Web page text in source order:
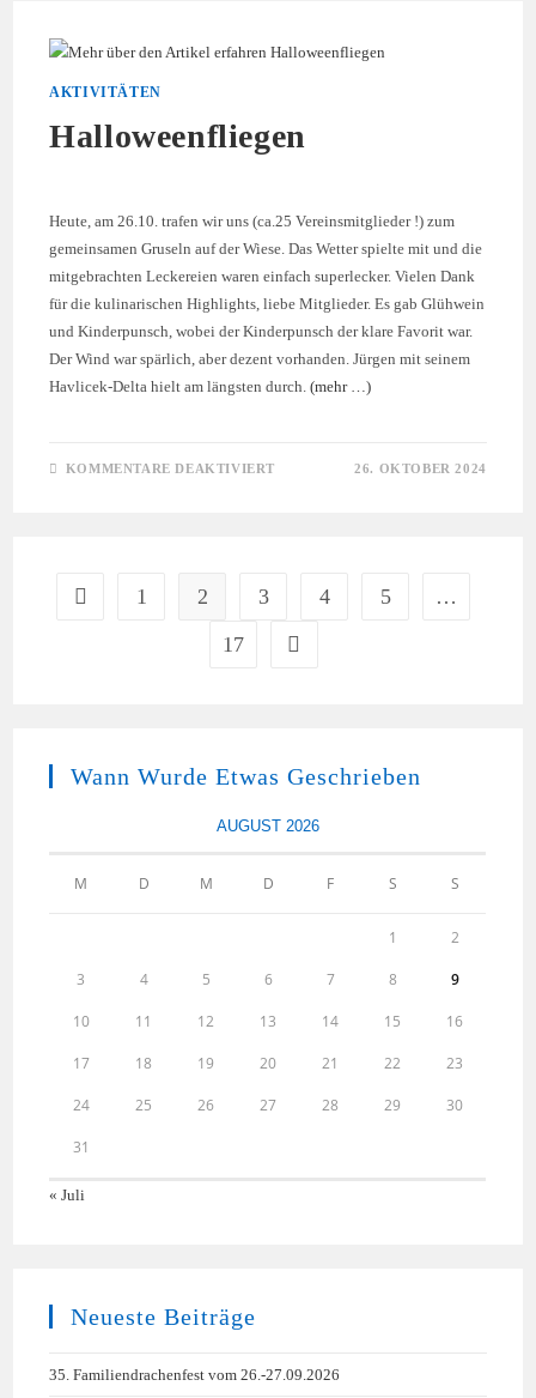
CHINA
AKTIVITÄTEN
Halloweenfliegen
Heute, am 26.10. trafen wir uns (ca.25 Vereinsmitglieder !) zum
gemeinsamen Gruseln auf der Wiese. Das Wetter spielte mit und die
mitgebrachten Leckereien waren einfach superlecker. Vielen Dank
für die kulinarischen Highlights, liebe Mitglieder. Es gab Glühwein
und Kinderpunsch, wobei der Kinderpunsch der klare Favorit war.
Der Wind war spärlich, aber dezent vorhanden. Jürgen mit seinem
Havlicek-Delta hielt am längsten durch.(mehr …)
KOMMENTARE DEAKTIVIERT 26. OKTOBER 2024
Zur vorherigen Seite
1 2 3 4 5
…
17
Wann Wurde Etwas Geschrieben
AUGUST 2026
M D M D F S S
1 2
3 4 5 6 7 8 9
10 11 12 13 14 15 16
17 18 19 20 21 22 23
24 25 26 27 28 29 30
31
« Juli
Neueste Beiträge
35. Familiendrachenfest vom 26.-27.09.2026